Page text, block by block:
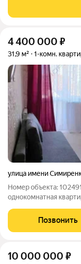
прошли трёхэтапную
4 400 000 ₽
31,9 м² 1-комн.
улица имени
Номер объекта:
однокомнатная
Материал стен кирпич, дом построен очень качественно с
запасом по
Позвонить
10 000 000 ₽